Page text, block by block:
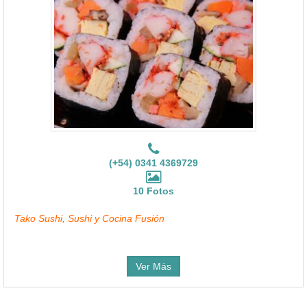
(+54) 0341 4369729
10 Fotos
Tako Sushi, Sushi y Cocina Fusión
Ver Más